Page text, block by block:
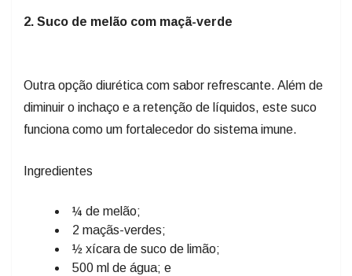
2. Suco de melão com maçã-verde
Outra opção diurética com sabor refrescante. Além de
diminuir o inchaço e a retenção de líquidos, este suco
funciona como um fortalecedor do sistema imune.
Ingredientes
¼ de melão;
2 maçãs-verdes;
½ xícara de suco de limão;
500 ml de água; e